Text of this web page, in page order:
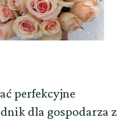
perfekcyjne
dla gospodarza z